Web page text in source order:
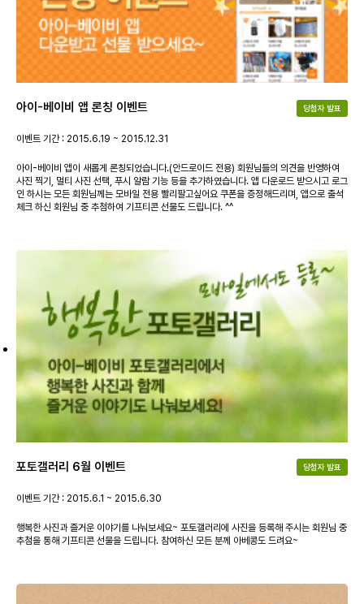
아이-베이비 앱 론칭 이벤트 당첨자 발표
이벤트 기간 : 2015.6.19 ~ 2015.12.31
아이-베이비 앱이 새롭게 론칭되었습니다.(안드로이드 전용) 회원님들의 의견을 반영하여
사진 찍기, 멀티 사진 선택, 푸시 알람 기능 등을 추가하였습니다. 앱 다운로드 받으시고 로그
인 하시는 모든 회원님께는 모바일 전용 빨리팔고싶어요 쿠폰을 증정해드리며, 앱으로 출석
체크 하신 회원님 중 추첨하여 기프티콘 선물도 드립니다. ^^
포토갤러리 6월 이벤트 당첨자 발표
이벤트 기간 : 2015.6.1 ~ 2015.6.30
행복한 사진과 즐거운 이야기를 나눠보세요~ 포토갤러리에 사진을 등록해 주시는 회원님 중
추첨을 통해 기프티콘 선물을 드립니다. 참여하신 모든 분께 아베콩도 드려요~